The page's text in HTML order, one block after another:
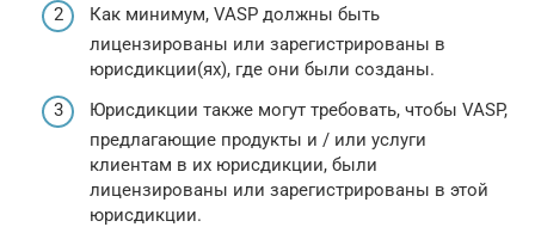
Как минимум, VASP должны быть
лицензированы или зарегистрированы в
юрисдикции(ях), где они были созданы.
Юрисдикции также могут требовать, чтобы VASP,
предлагающие продукты и / или услуги
клиентам в их юрисдикции, были
лицензированы или зарегистрированы в этой
юрисдикции.